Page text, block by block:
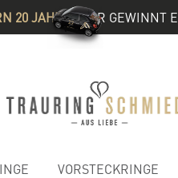
20 JAHRE& IHR GEWINNT
VORSTECKRINGE